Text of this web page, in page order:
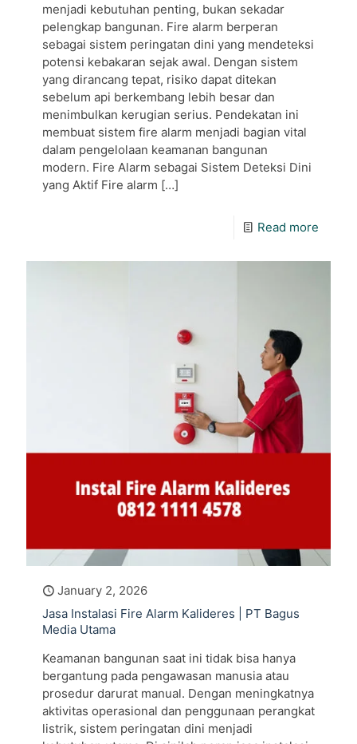
menjadi kebutuhan penting, bukan sekadar
pelengkap bangunan. Fire alarm berperan
sebagai sistem peringatan dini yang mendeteksi
potensi kebakaran sejak awal. Dengan sistem
yang dirancang tepat, risiko dapat ditekan
sebelum api berkembang lebih besar dan
menimbulkan kerugian serius. Pendekatan ini
membuat sistem fire alarm menjadi bagian vital
dalam pengelolaan keamanan bangunan
modern. Fire Alarm sebagai Sistem Deteksi Dini
yang Aktif Fire alarm […]
Read more
January 2, 2026
Jasa Instalasi Fire Alarm Kalideres | PT Bagus
Media Utama
Keamanan bangunan saat ini tidak bisa hanya
bergantung pada pengawasan manusia atau
prosedur darurat manual. Dengan meningkatnya
aktivitas operasional dan penggunaan perangkat
listrik, sistem peringatan dini menjadi